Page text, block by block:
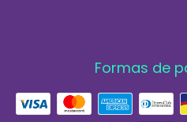
Formas de